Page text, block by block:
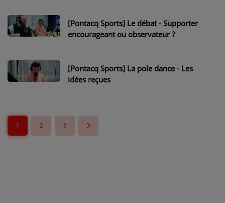
[Pontacq Sports] Le débat - Supporter
encourageant ou observateur ?
[Pontacq Sports] La pole dance - Les
idées reçues
1 2 3